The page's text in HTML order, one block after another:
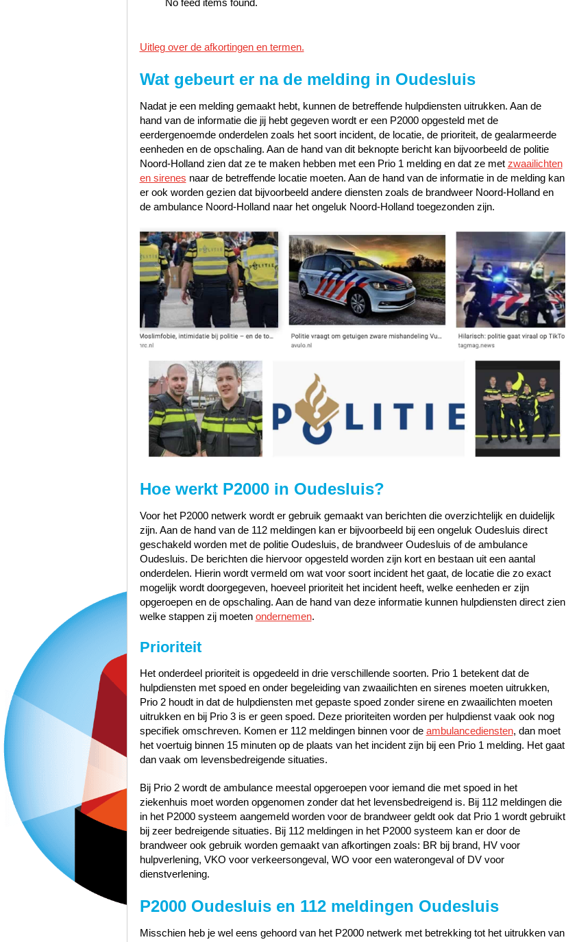
Uitleg over de afkortingen en termen.
Wat gebeurt er na de melding in Oudesluis
Nadat je een melding gemaakt hebt, kunnen de betreffende hulpdiensten uitrukken. Aan de
hand van de informatie die jij hebt gegeven wordt er een P2000 opgesteld met de
eerdergenoemde onderdelen zoals het soort incident, de locatie, de prioriteit, de gealarmeerde
eenheden en de opschaling. Aan de hand van dit beknopte bericht kan bijvoorbeeld de politie
Noord-Holland zien dat ze te maken hebben met een Prio 1 melding en dat ze met zwaailichten
en sirenes naar de betreffende locatie moeten. Aan de hand van de informatie in de melding kan
er ook worden gezien dat bijvoorbeeld andere diensten zoals de brandweer Noord-Holland en
de ambulance Noord-Holland naar het ongeluk Noord-Holland toegezonden zijn.
Hoe werkt P2000 in Oudesluis?
Voor het P2000 netwerk wordt er gebruik gemaakt van berichten die overzichtelijk en duidelijk
zijn. Aan de hand van de 112 meldingen kan er bijvoorbeeld bij een ongeluk Oudesluis direct
geschakeld worden met de politie Oudesluis, de brandweer Oudesluis of de ambulance
Oudesluis. De berichten die hiervoor opgesteld worden zijn kort en bestaan uit een aantal
onderdelen. Hierin wordt vermeld om wat voor soort incident het gaat, de locatie die zo exact
mogelijk wordt doorgegeven, hoeveel prioriteit het incident heeft, welke eenheden er zijn
opgeroepen en de opschaling. Aan de hand van deze informatie kunnen hulpdiensten direct zien
welke stappen zij moeten ondernemen.
Prioriteit
Het onderdeel prioriteit is opgedeeld in drie verschillende soorten. Prio 1 betekent dat de
hulpdiensten met spoed en onder begeleiding van zwaailichten en sirenes moeten uitrukken,
Prio 2 houdt in dat de hulpdiensten met gepaste spoed zonder sirene en zwaailichten moeten
uitrukken en bij Prio 3 is er geen spoed. Deze prioriteiten worden per hulpdienst vaak ook nog
specifiek omschreven. Komen er 112 meldingen binnen voor de ambulancediensten, dan moet
het voertuig binnen 15 minuten op de plaats van het incident zijn bij een Prio 1 melding. Het gaat
dan vaak om levensbedreigende situaties.
Bij Prio 2 wordt de ambulance meestal opgeroepen voor iemand die met spoed in het
ziekenhuis moet worden opgenomen zonder dat het levensbedreigend is. Bij 112 meldingen die
in het P2000 systeem aangemeld worden voor de brandweer geldt ook dat Prio 1 wordt gebruikt
bij zeer bedreigende situaties. Bij 112 meldingen in het P2000 systeem kan er door de
brandweer ook gebruik worden gemaakt van afkortingen zoals: BR bij brand, HV voor
hulpverlening, VKO voor verkeersongeval, WO voor een waterongeval of DV voor
dienstverlening.
P2000 Oudesluis en 112 meldingen Oudesluis
Misschien heb je wel eens gehoord van het P2000 netwerk met betrekking tot het uitrukken van